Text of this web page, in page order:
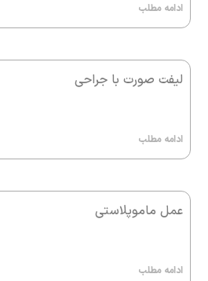
ادامه مطلب
لیفت صورت با جراحی
ادامه مطلب
عمل ماموپلاستی
ادامه مطلب